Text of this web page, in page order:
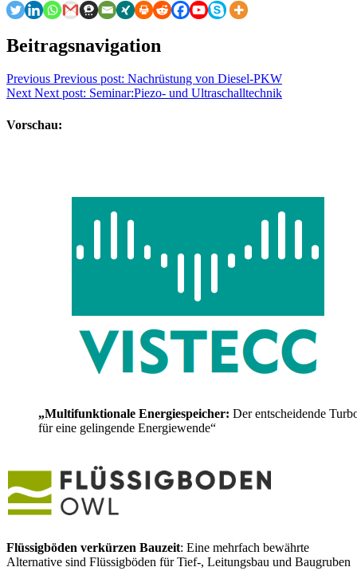
Beitragsnavigation
Previous Previous post: Nachrüstung von Diesel-PKW
Next Next post: Seminar:Piezo- und Ultraschalltechnik
Vorschau:
„Multifunktionale Energiespeicher: Der entscheidende
für eine gelingende Energiewende“
Flüssigböden verkürzen Bauzeit: Eine mehrfach bewährte
Alternative sind Flüssigböden für Tief-, Leitungsbau und Baugruben